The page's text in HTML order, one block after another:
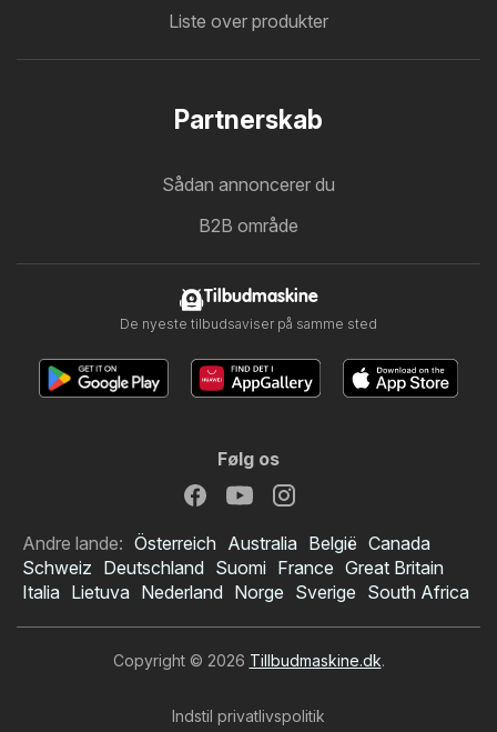
Liste over produkter
Partnerskab
Sådan annoncerer du
B2B område
Tilbudmaskine
De nyeste tilbudsaviser på samme sted
Følg os
Andre lande: Österreich Australia België Canada
Schweiz Deutschland Suomi France Great Britain
Italia Lietuva Nederland Norge Sverige South Africa
Copyright © 2026 Tillbudmaskine.dk.
Indstil privatlivspolitik